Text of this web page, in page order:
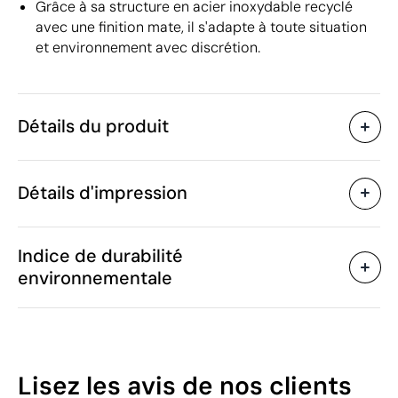
Grâce à sa structure en acier inoxydable recyclé
avec une finition mate, il s'adapte à toute situation
et environnement avec discrétion.
Détails du produit
Caractéristiques
Code du produit
Poids
500 ml
Dans notre collection
Septembre 2023
Détails d'impression
Indice de durabilité
environnementale
57
Lisez les avis de nos clients